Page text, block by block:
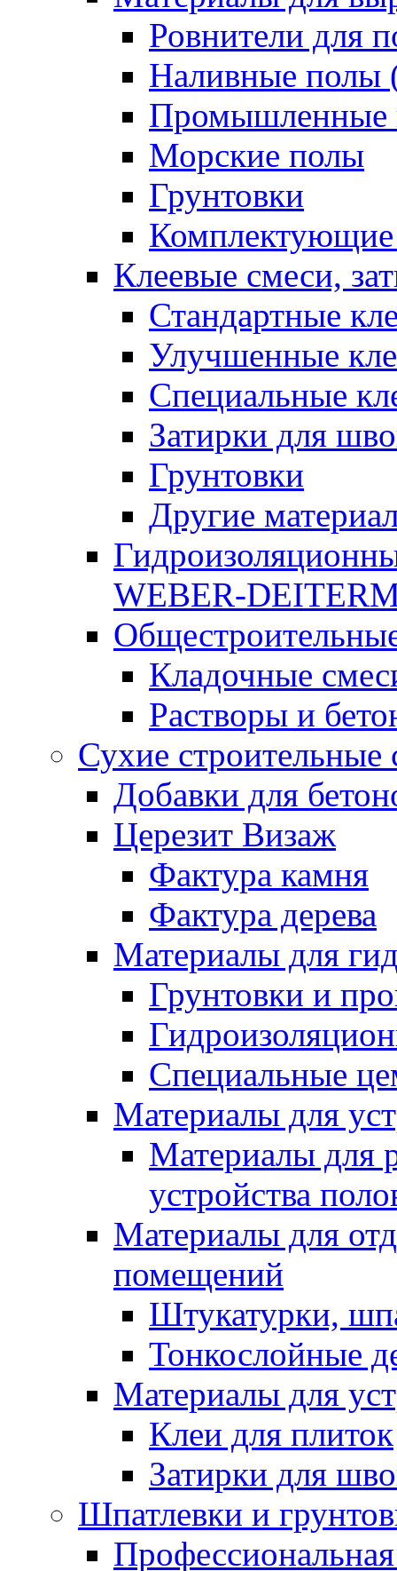
Ровнители для
Наливные полы
Промышленные
Морские полы
Грунтовки
Клеевые смеси,
Стандартные
Улучшенные
Специальные
Затирки для
Грунтовки
Другие
WEBER-
Кладочные
Растворы и
Сухие строительные
Добавки для
Церезит Визаж
Фактура камня
Фактура дерева
Материалы для
Грунтовки и
Специальные
Материалы для
Материалы для
устройства
Материалы для
помещений
Штукатурки,
Тонкослойные
Материалы для
Клеи для плиток
Затирки для
Шпатлевки и